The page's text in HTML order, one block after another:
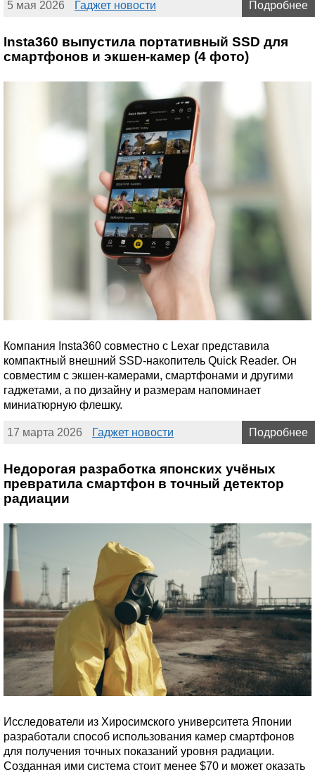
5 мая 2026 Гаджет новости Подробнее
Insta360 выпустила портативный SSD для
смартфонов и экшен-камер (4 фото)
Компания Insta360 совместно с Lexar представила
компактный внешний SSD-накопитель Quick Reader. Он
совместим с экшен-камерами, смартфонами и другими
гаджетами, а по дизайну и размерам напоминает
миниатюрную флешку.
17 марта 2026 Гаджет новости Подробнее
Недорогая разработка японских учёных
превратила смартфон в точный детектор
радиации
Исследователи из Хиросимского университета Японии
разработали способ использования камер смартфонов
для получения точных показаний уровня радиации.
Созданная ими система стоит менее $70 и может оказать